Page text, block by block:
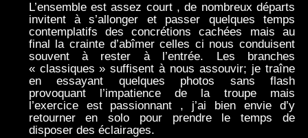
L’ensemble est assez court , de nombreux départs
invitent à s’allonger et passer quelques temps
contemplatifs des concrétions cachées mais au
final la crainte d’abîmer celles ci nous conduisent
souvent à rester à l’entrée. Les branches
« classiques » suffisent à nous assouvir; je traîne
en essayant quelques photos sans flash
provoquant l’impatience de la troupe mais
l’exercice est passionnant , j’ai bien envie d’y
retourner en solo pour prendre le temps de
disposer des éclairages.